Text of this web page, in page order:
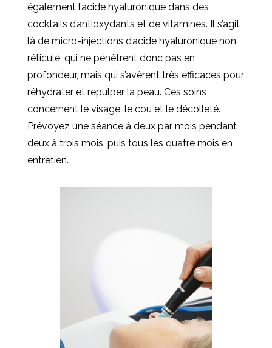
également l’acide hyaluronique dans des
cocktails d’antioxydants et de vitamines. Il s’agit
là de micro-injections d’acide hyaluronique non
réticulé, qui ne pénètrent donc pas en
profondeur, mais qui s’avèrent très efficaces pour
réhydrater et repulper la peau. Ces soins
concernent le visage, le cou et le décolleté.
Prévoyez une séance à deux par mois pendant
deux à trois mois, puis tous les quatre mois en
entretien.